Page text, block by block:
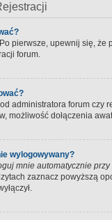
pierwsze, upewnij się, że
forum.
administratora forum
możliwość dołączenia
wylogowywany?
mnie automatycznie
zaznacz powyższą